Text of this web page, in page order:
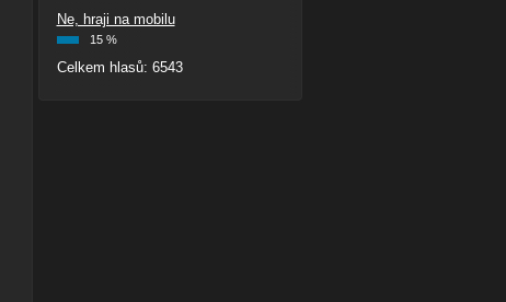
Ne, hraji na mobilu
15 %
Celkem hlasů: 6543